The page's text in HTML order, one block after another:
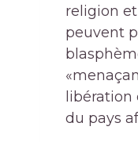
religion
peuvent
du pays